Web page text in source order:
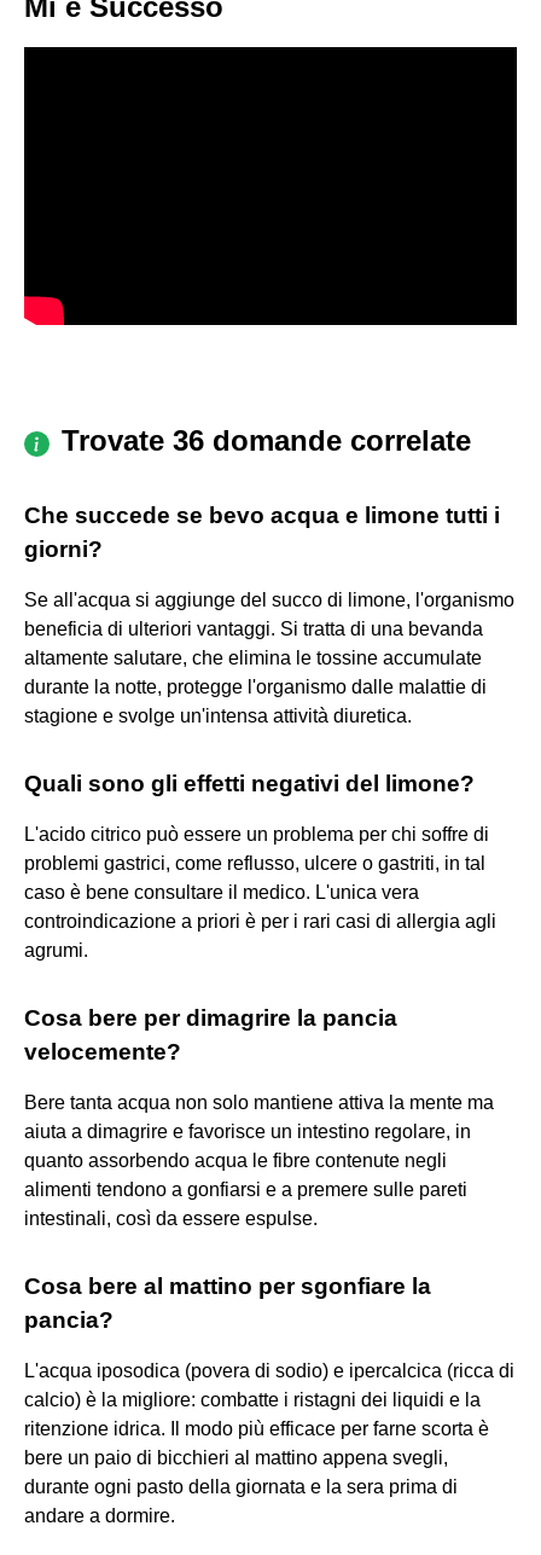
Mi è Successo
Trovate 36 domande correlate
Che succede se bevo acqua e limone tutti i
giorni?
Se all'acqua si aggiunge del succo di limone, l'organismo
beneficia di ulteriori vantaggi. Si tratta di una bevanda
altamente salutare, che elimina le tossine accumulate
durante la notte, protegge l'organismo dalle malattie di
stagione e svolge un'intensa attività diuretica.
Quali sono gli effetti negativi del limone?
L'acido citrico può essere un problema per chi soffre di
problemi gastrici, come reflusso, ulcere o gastriti, in tal
caso è bene consultare il medico. L'unica vera
controindicazione a priori è per i rari casi di allergia agli
agrumi.
Cosa bere per dimagrire la pancia
velocemente?
Bere tanta acqua non solo mantiene attiva la mente ma
aiuta a dimagrire e favorisce un intestino regolare, in
quanto assorbendo acqua le fibre contenute negli
alimenti tendono a gonfiarsi e a premere sulle pareti
intestinali, così da essere espulse.
Cosa bere al mattino per sgonfiare la
pancia?
L'acqua iposodica (povera di sodio) e ipercalcica (ricca di
calcio) è la migliore: combatte i ristagni dei liquidi e la
ritenzione idrica. Il modo più efficace per farne scorta è
bere un paio di bicchieri al mattino appena svegli,
durante ogni pasto della giornata e la sera prima di
andare a dormire.